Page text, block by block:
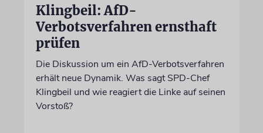
Klingbeil: AfD-
Verbotsverfahren ernsthaft
prüfen
Die Diskussion um ein AfD-Verbotsverfahren
erhält neue Dynamik. Was sagt SPD-Chef
Klingbeil und wie reagiert die Linke auf seinen
Vorstoß?